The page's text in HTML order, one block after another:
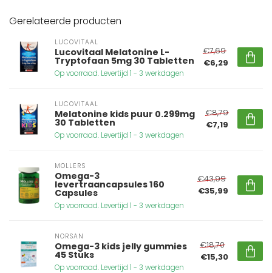
Gerelateerde producten
LUCOVITAAL
Lucovitaal Melatonine L-
Tryptofaan 5mg 30 Tabletten
Op voorraad. Levertijd 1 - 3 werkdagen
€7,69
€6,29
LUCOVITAAL
Melatonine kids puur 0.299mg
30 Tabletten
Op voorraad. Levertijd 1 - 3 werkdagen
€8,79
€7,19
MOLLERS
Omega-3
levertraancapsules 160
Capsules
Op voorraad. Levertijd 1 - 3 werkdagen
€43,99
€35,99
NORSAN
Omega-3 kids jelly gummies
45 Stuks
Op voorraad. Levertijd 1 - 3 werkdagen
€18,70
€15,30